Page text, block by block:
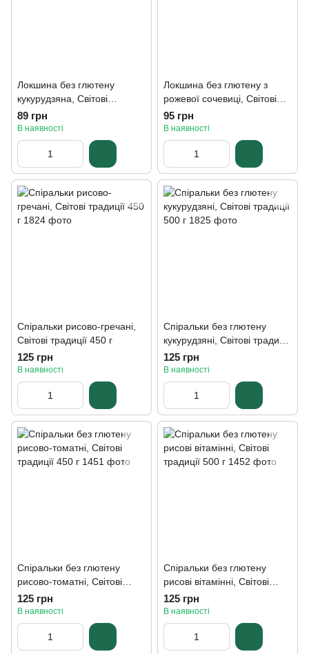
Локшина без глютену
кукурудзяна, Світові
традиції 300 г
89 грн
В наявності
Локшина без глютену з
рожевої сочевиці, Світові
традиції 300 г
95 грн
В наявності
Спіральки рисово-гречані,
Світові традиції 450 г
125 грн
В наявності
Спіральки без глютену
кукурудзяні, Світові традиції
500 г
125 грн
В наявності
Спіральки без глютену
рисово-томатні, Світові
традиції 450 г
125 грн
В наявності
Спіральки без глютену
рисові вітамінні, Світові
традиції 500 г
125 грн
В наявності